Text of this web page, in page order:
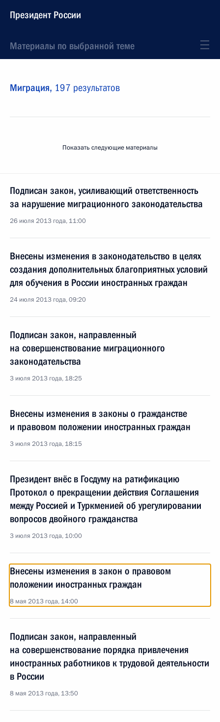
Президент России
Материалы по выбранной теме
Миграция, 197 результатов
Показать следующие материалы
Подписан закон, усиливающий ответственность
за нарушение миграционного законодательства
26 июля 2013 года, 11:00
Внесены изменения в законодательство в целях
создания дополнительных благоприятных условий
для обучения в России иностранных граждан
24 июля 2013 года, 09:20
Подписан закон, направленный
на совершенствование миграционного
законодательства
3 июля 2013 года, 18:25
Внесены изменения в законы о гражданстве
и правовом положении иностранных граждан
3 июля 2013 года, 18:15
Президент внёс в Госдуму на ратификацию
Протокол о прекращении действия Соглашения
между Россией и Туркменией об урегулировании
вопросов двойного гражданства
3 июля 2013 года, 10:00
Внесены изменения в закон о правовом
положении иностранных граждан
8 мая 2013 года, 14:00
Подписан закон, направленный
на совершенствование порядка привлечения
иностранных работников к трудовой деятельности
в России
8 мая 2013 года, 13:50